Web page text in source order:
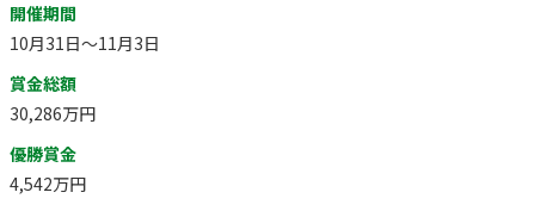
開催期間
10月31日～11月3日
賞金総額
30,286万円
優勝賞金
4,542万円